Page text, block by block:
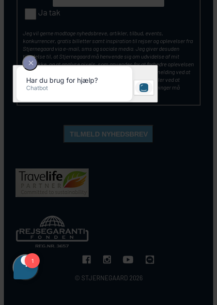
© STJERNEGAARD 2026
Ja tak
Jeg vil gerne modtage nyhedsbreve, artikler, tilbud, events,
konkurrencer, gratis billetter samt inspiration til rejser og oplevelser fra
Stjernegaard via e-mail, sms og sociale media. Jeg giver desuden
tilladelse til, at Stjernegaard må henvende sig om udvidelse af mit
samtykke, og at analyse pixels, som anvendes for at forbedre oplevelsen
af vores kommunikation. Du kan altid tilbagekalde din tilmelding ved at
klikke på ”Afmeld nyhedsbrev” nederst i nyhedsbrevet – eller ved at
kontakte Stjernegaards kundeservice. Mine personoplysninger må